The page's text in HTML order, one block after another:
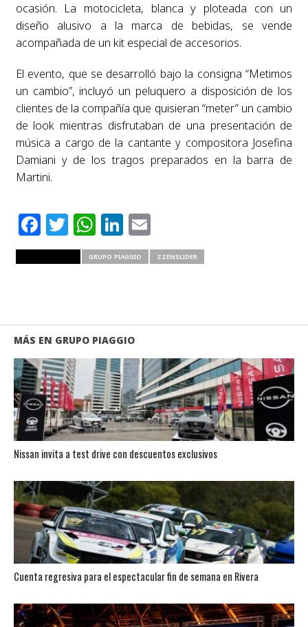
ocasión. La motocicleta, blanca y ploteada con un
diseño alusivo a la marca de bebidas, se vende
acompañada de un kit especial de accesorios.
El evento, que se desarrolló bajo la consigna “Metimos
un cambio”, incluyó un peluquero a disposición de los
clientes de la compañía que quisieran “meter” un cambio
de look mientras disfrutaban de una presentación de
música a cargo de la cantante y compositora Josefina
Damiani y de los tragos preparados en la barra de
Martini.
Facebook
Twitter
WhatsApp
LinkedIn
Email
GRUPO PIAGGIO ZZENSLIDER
MÁS EN GRUPO PIAGGIO
Nissan invita a test drive con descuentos exclusivos
Cuenta regresiva para el espectacular fin de semana en Rivera